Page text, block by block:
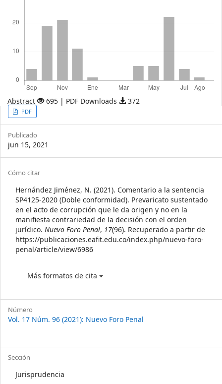
Abstract 695 | PDF Downloads 372
Article
Sidebar
PDF
Publicado
jun 15, 2021
Article
Details
Cómo citar
Hernández Jiménez, N. (2021). Comentario a la sentencia
SP4125-2020 (Doble conformidad). Prevaricato sustentado
en el acto de corrupción que le da origen y no en la
manifiesta contrariedad de la decisión con el orden
jurídico. Nuevo Foro Penal, 17(96). Recuperado a partir de
https://publicaciones.eafit.edu.co/index.php/nuevo-foro-
penal/article/view/6986
Más formatos de cita
Número
Vol. 17 Núm. 96 (2021): Nuevo Foro Penal
Sección
Jurisprudencia